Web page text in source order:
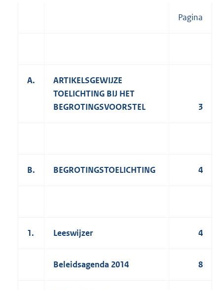
Pagina
A.
ARTIKELSGEWIJZE
TOELICHTING BIJ HET
BEGROTINGSVOORSTEL
3
B. BEGROTINGSTOELICHTING 4
1. Leeswijzer 4
Beleidsagenda 2014 8